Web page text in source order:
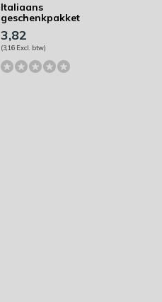
Italiaans
geschenkpakket
3,82
(3,16 Excl. btw)